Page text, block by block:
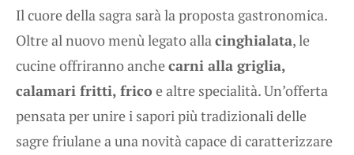
Il cuore della sagra sarà la proposta gastronomica.
Oltre al nuovo menù legato allacinghialata, le
cucine offriranno anchecarni alla griglia,
calamari fritti, frico e altre specialità. Un’offerta
pensata per unire i sapori più tradizionali delle
sagre friulane a una novità capace di caratterizzare